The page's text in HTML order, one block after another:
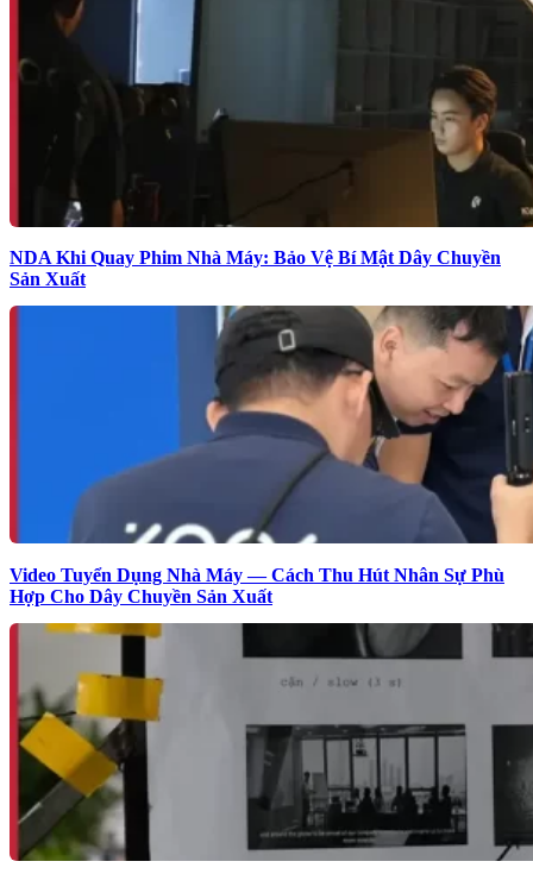
NDA Khi Quay Phim Nhà Máy: Bảo Vệ Bí Mật Dây Chuyền
Sản Xuất
Video Tuyển Dụng Nhà Máy — Cách Thu Hút Nhân Sự Phù
Hợp Cho Dây Chuyền Sản Xuất